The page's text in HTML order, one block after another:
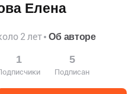
Елена
2 лет Об авторе
1 5
Подписан